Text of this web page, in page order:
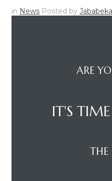
in News Posted by
ARE
IT'S
THE